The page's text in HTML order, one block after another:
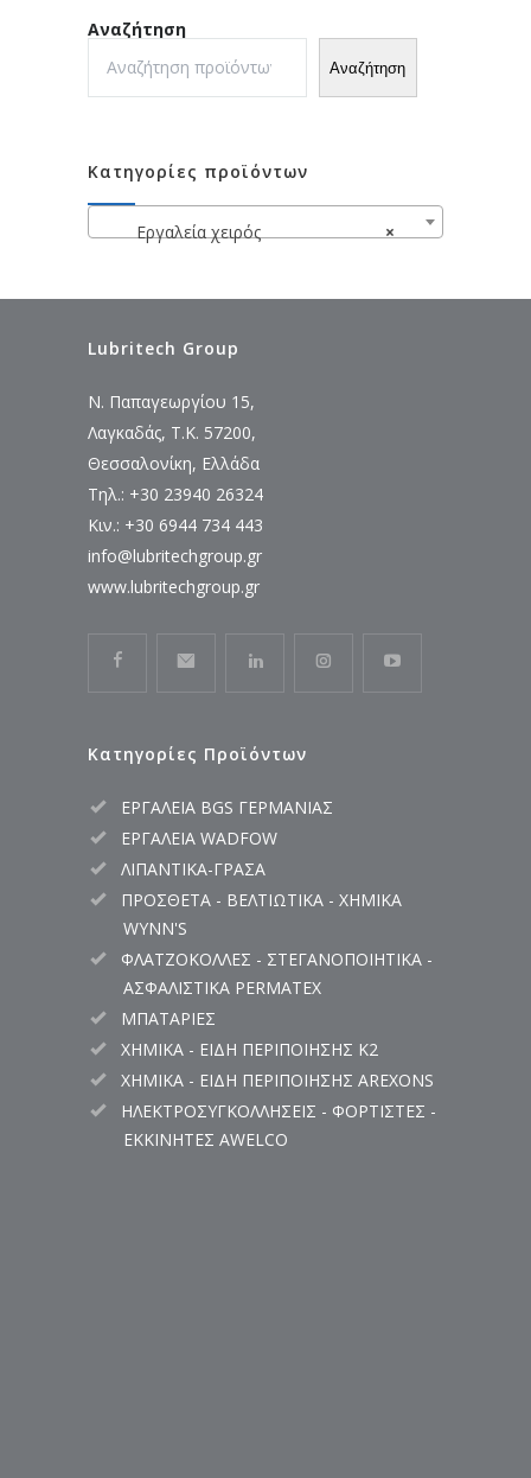
Αναζήτηση
Αναζήτηση
Κατηγορίες προϊόντων
×
Εργαλεία χειρός
Lubritech Group
Ν. Παπαγεωργίου 15,
Λαγκαδάς, Τ.Κ. 57200,
Θεσσαλονίκη, Ελλάδα
Τηλ.: +30 23940 26324
Κιν.: +30 6944 734 443
info@lubritechgroup.gr
www.lubritechgroup.gr
Κατηγορίες Προϊόντων
ΕΡΓΑΛΕΙΑ BGS ΓΕΡΜΑΝΙΑΣ
ΕΡΓΑΛΕΙΑ WADFOW
ΛΙΠΑΝΤΙΚΑ-ΓΡΑΣΑ
ΠΡΟΣΘΕΤΑ - ΒΕΛΤΙΩΤΙΚΑ - ΧΗΜΙΚΑ
WYNN'S
ΦΛΑΤΖΟΚΟΛΛΕΣ - ΣΤΕΓΑΝΟΠΟΙΗΤΙΚΑ -
ΑΣΦΑΛΙΣΤΙΚΑ PERMATEX
ΜΠΑΤΑΡΙΕΣ
ΧΗΜΙΚΑ - ΕΙΔΗ ΠΕΡΙΠΟΙΗΣΗΣ K2
ΧΗΜΙΚΑ - ΕΙΔΗ ΠΕΡΙΠΟΙΗΣΗΣ AREXONS
ΗΛΕΚΤΡΟΣΥΓΚΟΛΛΗΣΕΙΣ - ΦΟΡΤΙΣΤΕΣ -
ΕΚΚΙΝΗΤΕΣ AWELCO